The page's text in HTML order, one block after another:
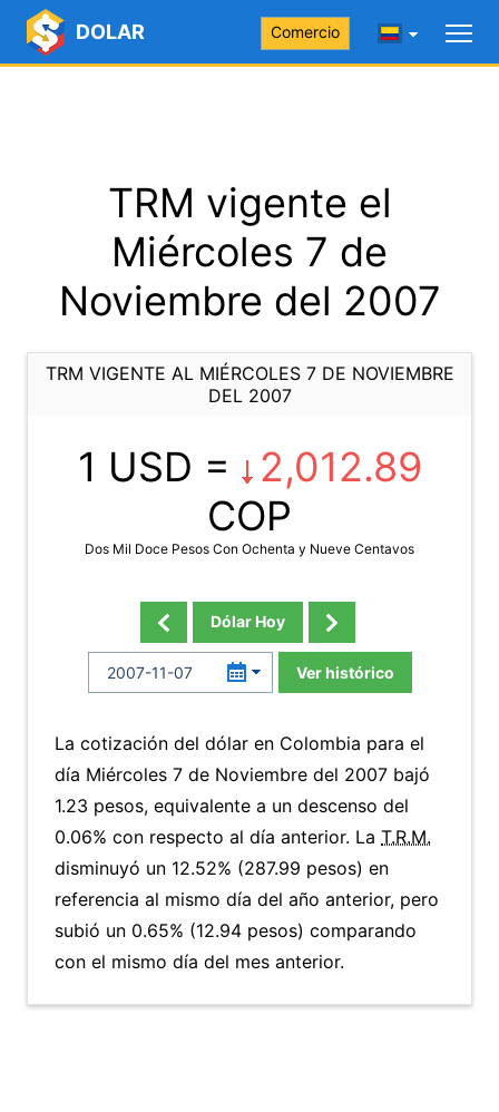
DOLAR Comercio
TRM vigente el
Miércoles 7 de
Noviembre del 2007
TRM VIGENTE AL MIÉRCOLES 7 DE NOVIEMBRE
DEL 2007
1 USD =
2,012.89
COP
Dos Mil Doce Pesos Con Ochenta y Nueve Centavos
Dólar Hoy
Ver histórico
La cotización del dólar en Colombia para el
día Miércoles 7 de Noviembre del 2007 bajó
1.23 pesos, equivalente a un descenso del
0.06% con respecto al día anterior. La T.R.M.
disminuyó un 12.52% (287.99 pesos) en
referencia al mismo día del año anterior, pero
subió un 0.65% (12.94 pesos) comparando
con el mismo día del mes anterior.